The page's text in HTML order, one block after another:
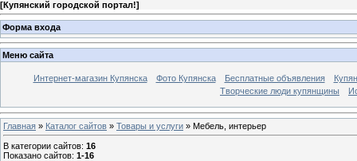
[Купянский городской портал!]
Форма входа
Меню сайта
Интернет-магазин Купянска Фото Купянска Бесплатные объявления
Творческие люди купянщины
Главная » Каталог сайтов » Товары и услуги » Мебель, интерьер
В категории сайтов: 16
Показано сайтов: 1-16